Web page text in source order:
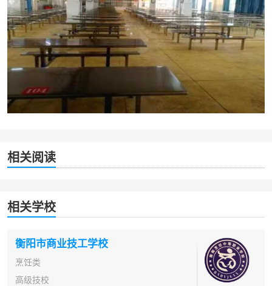
相关阅读
相关学校
衡阳市商业技工学校
烹饪类
高级技校